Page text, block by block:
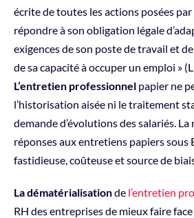
écrite de toutes les actions posées
répondre à son obligation légale
exigences de son poste de travail et
de sa capacité à occuper un emploi »
L’entretien professionnel papier ne
l’historisation aisée ni le traitement
demande d’évolutions des salariés. La
réponses aux entretiens papiers sous
fastidieuse, coûteuse et source de
La dématérialisationde l’entretien
RH des entreprises de mieux faire